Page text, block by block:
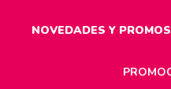
NOVEDADES Y PROMOS